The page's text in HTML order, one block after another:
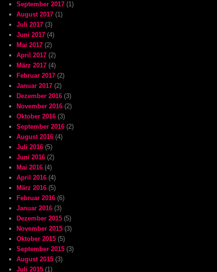
September 2017 (1)
August 2017 (1)
Juli 2017 (3)
Juni 2017 (4)
Mai 2017 (2)
April 2017 (2)
März 2017 (4)
Februar 2017 (2)
Januar 2017 (2)
Dezember 2016 (3)
November 2016 (2)
Oktober 2016 (3)
September 2016 (2)
August 2016 (4)
Juli 2016 (5)
Juni 2016 (2)
Mai 2016 (4)
April 2016 (4)
März 2016 (5)
Februar 2016 (6)
Januar 2016 (3)
Dezember 2015 (5)
November 2015 (3)
Oktober 2015 (5)
September 2015 (3)
August 2015 (3)
Juli 2015 (1)